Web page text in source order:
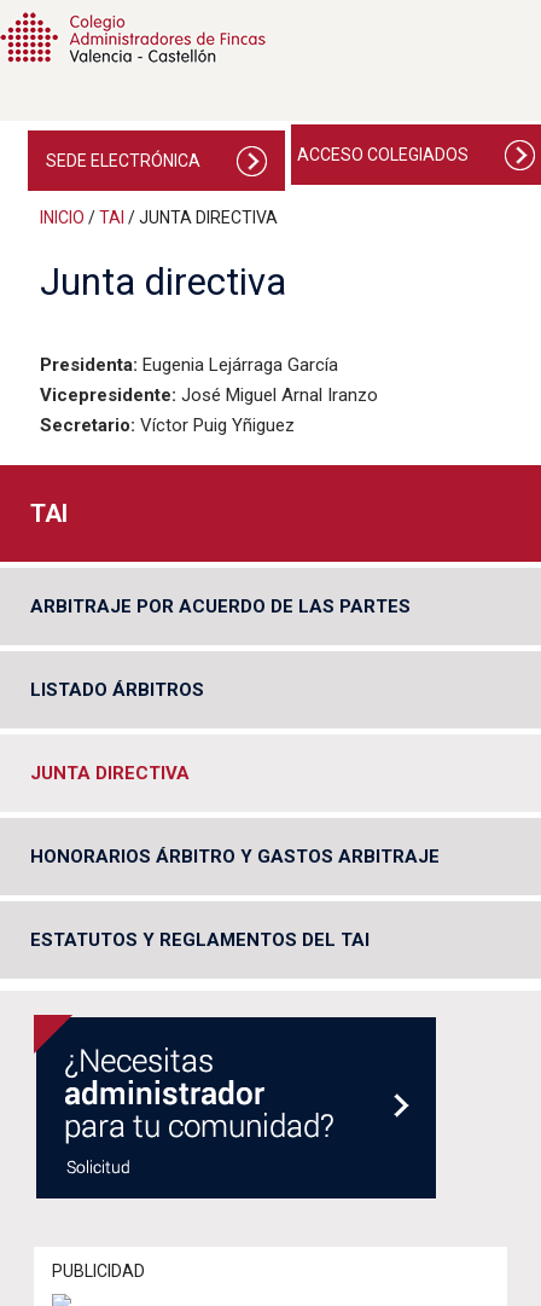
ACCESO COLEGIADOS
SEDE ELECTRÓNICA
INICIO /TAI /JUNTA DIRECTIVA
Junta directiva
Presidenta: Eugenia Lejárraga García
Vicepresidente: José Miguel Arnal Iranzo
Secretario: Víctor Puig Yñiguez
TAI
ARBITRAJE POR ACUERDO DE LAS PARTES
LISTADO ÁRBITROS
JUNTA DIRECTIVA
HONORARIOS ÁRBITRO Y GASTOS ARBITRAJE
ESTATUTOS Y REGLAMENTOS DEL TAI
PUBLICIDAD